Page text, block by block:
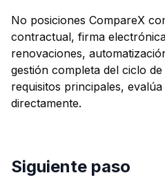
No posiciones CompareX
contractual, firma
renovaciones,
gestión completa del ciclo
requisitos principales,
directamente.
Siguiente paso